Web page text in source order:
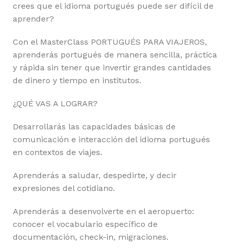
crees que el idioma portugués puede ser difícil de
aprender?
Con el MasterClass PORTUGUÉS PARA VIAJEROS,
aprenderás portugués de manera sencilla, práctica
y rápida sin tener que invertir grandes cantidades
de dinero y tiempo en institutos.
¿QUÉ VAS A LOGRAR?
Desarrollarás las capacidades básicas de
comunicación e interacción del idioma portugués
en contextos de viajes.
Aprenderás a saludar, despedirte, y decir
expresiones del cotidiano.
Aprenderás a desenvolverte en el aeropuerto:
conocer el vocabulario específico de
documentación, check-in, migraciones.